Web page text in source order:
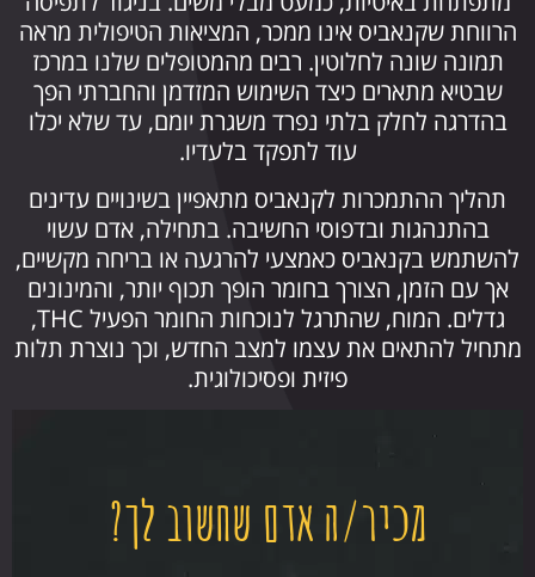
הרווחת שקנאביס אינו ממכר, המציאות הטיפולית מראה
תמונה שונה לחלוטין. רבים מהמטופלים שלנו במרכז
שבטיא מתארים כיצד השימוש המזדמן והחברתי הפך
בהדרגה לחלק בלתי נפרד משגרת יומם, עד שלא יכלו
עוד לתפקד בלעדיו.
תהליך ההתמכרות לקנאביס מתאפיין בשינויים עדינים
בהתנהגות ובדפוסי החשיבה. בתחילה, אדם עשוי
להשתמש בקנאביס כאמצעי להרגעה או בריחה מקשיים,
אך עם הזמן, הצורך בחומר הופך תכוף יותר, והמינונים
גדלים. המוח, שהתרגל לנוכחות החומר הפעיל THC,
מתחיל להתאים את עצמו למצב החדש, וכך נוצרת תלות
פיזית ופסיכולוגית.
מכיר/ה אדם שחשוב לך?